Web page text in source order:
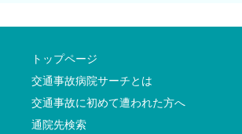
トップページ
交通事故病院サーチとは
交通事故に初めて遭われた方へ
通院先検索